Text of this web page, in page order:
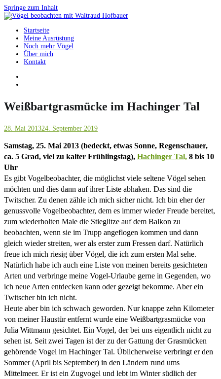
Springe zum Inhalt
Vögel beobachten mit Waltraud Hofbauer
Startseite
Meine Ausrüstung
Noch mehr Vögel
Über mich
Kontakt
Weißbartgrasmücke im Hachinger Tal
28. Mai 201324. September 2019
Samstag, 25. Mai 2013 (bedeckt, etwas Sonne, Regenschauer,
ca. 5 Grad, viel zu kalter Frühlingstag), Hachinger Tal, 8 bis 10
Uhr
Es gibt Vogelbeobachter, die möglichst viele seltene Vögel sehen
möchten und dies dann auf ihrer Liste abhaken. Das sind die
Twitscher. Zu denen zähle ich mich sicher nicht. Ich bin eher der
genussvolle Vogelbeobachter, dem es immer wieder Freude bereitet,
zum wiederholten Male die Stieglitze auf dem Balkon zu
beobachten, wenn sie im Trupp angeflogen kommen und dann
gleich wieder streiten, wer als erster zum Fressen darf. Natürlich
freue ich mich riesig über Vögel, die ich zum ersten Mal sehe.
Natürlich habe ich auch eine Liste von meinen bereits gesichteten
Arten und verbringe meine Vogel-Urlaube gerne in Gegenden, wo
ich neue Arten entdecken kann oder gezeigt bekomme. Aber ein
Twitscher bin ich nicht.
Heute aber bin ich schwach geworden. Nur knappe zehn Kilometer
von meiner Haustür entfernt wurde eine Weißbartgrasmücke von
Julia Wittmann gesichtet. Ein Vogel, der bei uns eigentlich nicht zu
sehen ist. Seit zwei Tagen ist der zu der Gattung der Grasmücken
gehörende Vogel im Hachinger Tal. Üblicherweise verbringt er den
Sommer (April bis September) in den Ländern rund ums
Mittelmeer. Er ist ein Zugvogel und lebt im Winter südlich der